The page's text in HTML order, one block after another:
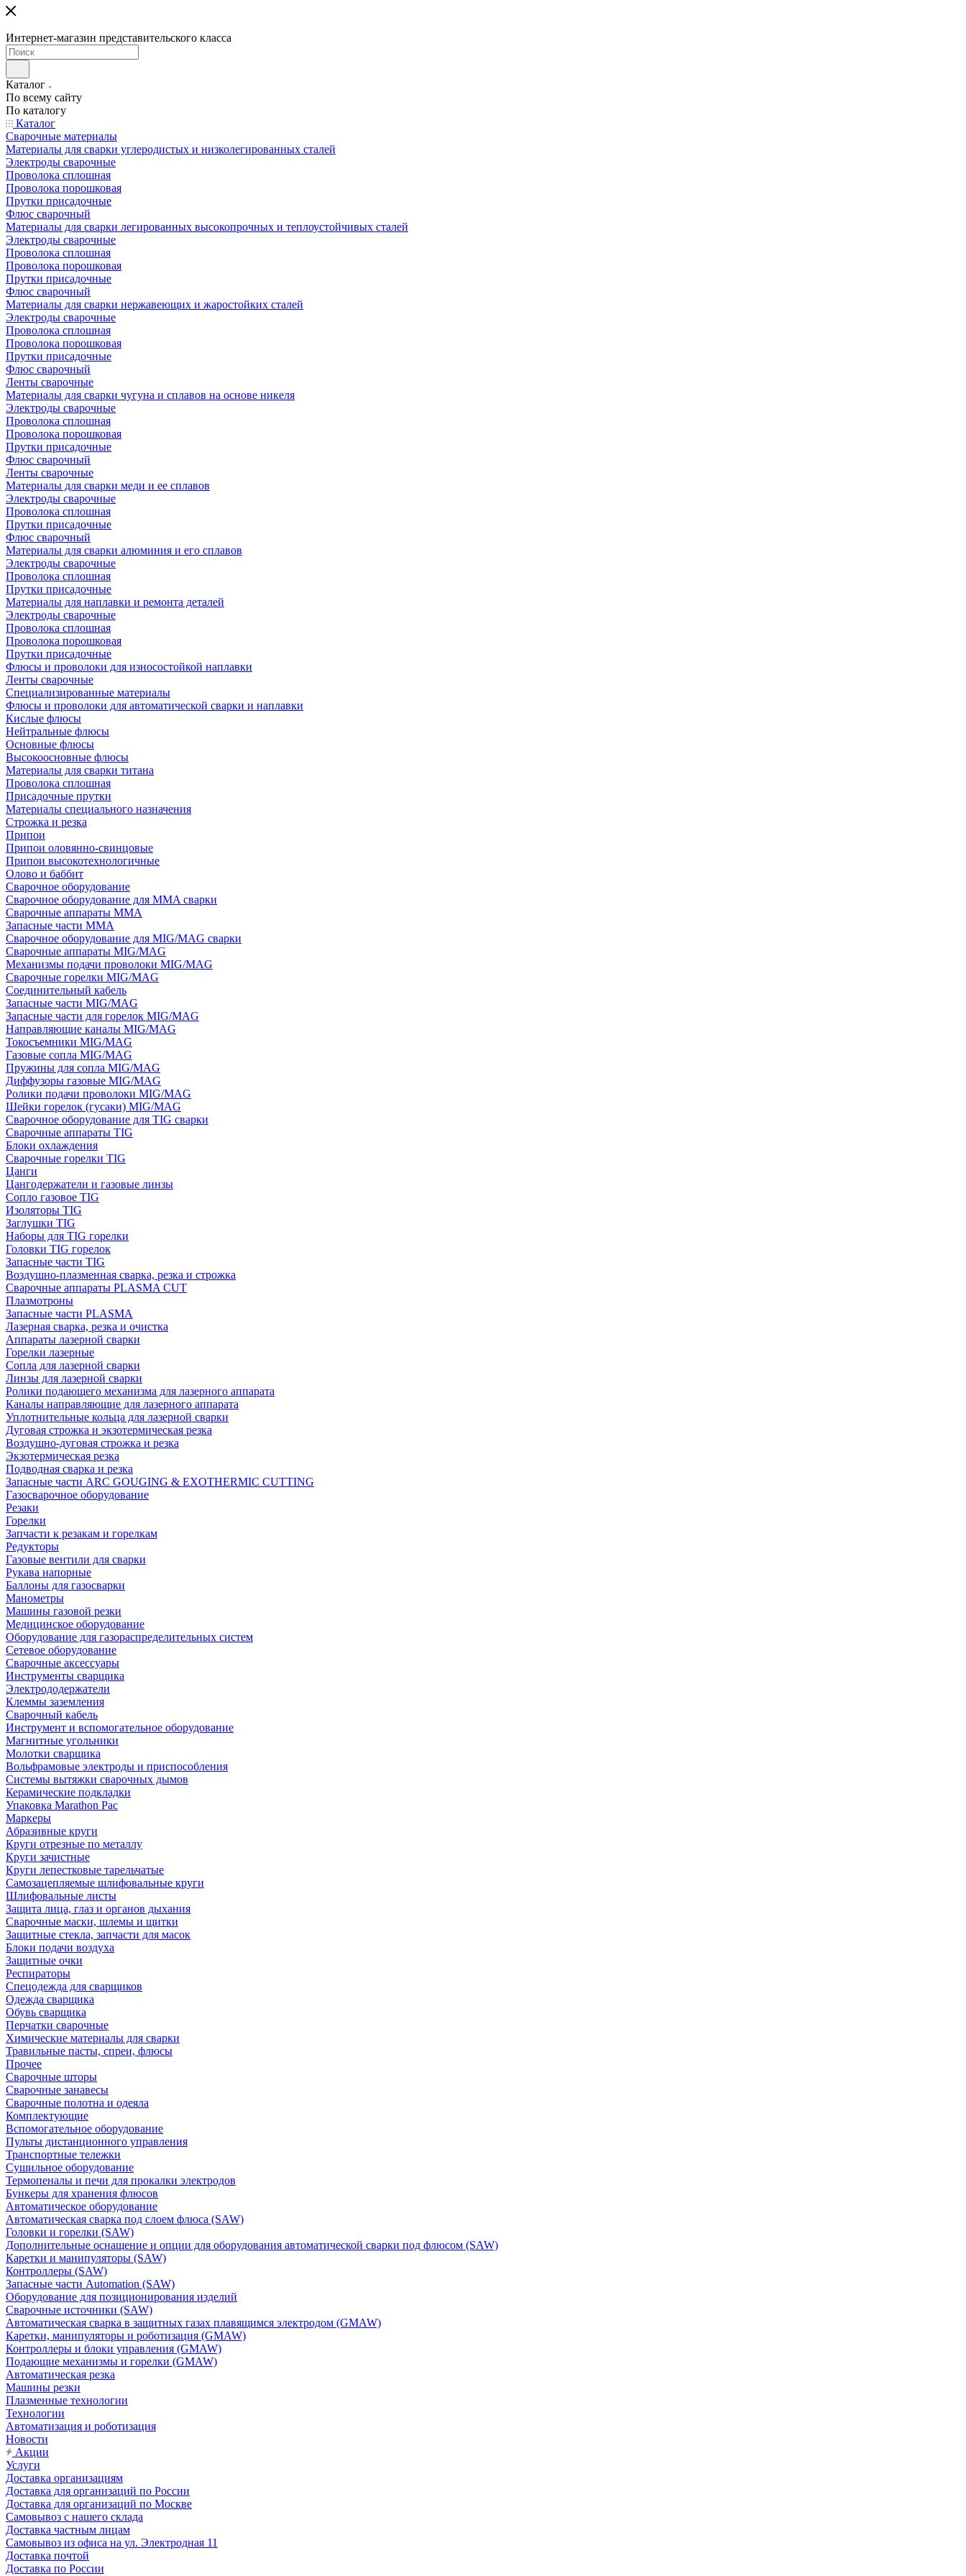
Интернет-магазин представительского класса
Каталог
По всему сайту
По каталогу
Каталог
Сварочные материалы
Материалы для сварки углеродистых и низколегированных сталей
Электроды сварочные
Проволока сплошная
Проволока порошковая
Прутки присадочные
Флюс сварочный
Материалы для сварки легированных высокопрочных и теплоустойчивых сталей
Электроды сварочные
Проволока сплошная
Проволока порошковая
Прутки присадочные
Флюс сварочный
Материалы для сварки нержавеющих и жаростойких сталей
Электроды сварочные
Проволока сплошная
Проволока порошковая
Прутки присадочные
Флюс сварочный
Ленты сварочные
Материалы для сварки чугуна и сплавов на основе никеля
Электроды сварочные
Проволока сплошная
Проволока порошковая
Прутки присадочные
Флюс сварочный
Ленты сварочные
Материалы для сварки меди и ее сплавов
Электроды сварочные
Проволока сплошная
Прутки присадочные
Флюс сварочный
Материалы для сварки алюминия и его сплавов
Электроды сварочные
Проволока сплошная
Прутки присадочные
Материалы для наплавки и ремонта деталей
Электроды сварочные
Проволока сплошная
Проволока порошковая
Прутки присадочные
Флюсы и проволоки для износостойкой наплавки
Ленты сварочные
Специализированные материалы
Флюсы и проволоки для автоматической сварки и наплавки
Кислые флюсы
Нейтральные флюсы
Основные флюсы
Высокоосновные флюсы
Материалы для сварки титана
Проволока сплошная
Присадочные прутки
Материалы специального назначения
Строжка и резка
Припои
Припои оловянно-свинцовые
Припои высокотехнологичные
Олово и баббит
Сварочное оборудование
Сварочное оборудование для MMA сварки
Сварочные аппараты MMA
Запасные части MMA
Сварочное оборудование для MIG/MAG сварки
Сварочные аппараты MIG/MAG
Механизмы подачи проволоки MIG/MAG
Сварочные горелки MIG/MAG
Соединительный кабель
Запасные части MIG/MAG
Запасные части для горелок MIG/MAG
Направляющие каналы MIG/MAG
Токосъемники MIG/MAG
Газовые сопла MIG/MAG
Пружины для сопла MIG/MAG
Диффузоры газовые MIG/MAG
Ролики подачи проволоки MIG/MAG
Шейки горелок (гусаки) MIG/MAG
Сварочное оборудование для TIG сварки
Сварочные аппараты TIG
Блоки охлаждения
Сварочные горелки TIG
Цанги
Цангодержатели и газовые линзы
Сопло газовое TIG
Изоляторы TIG
Заглушки TIG
Наборы для TIG горелки
Головки TIG горелок
Запасные части TIG
Воздушно-плазменная сварка, резка и строжка
Сварочные аппараты PLASMA CUT
Плазмотроны
Запасные части PLASMA
Лазерная сварка, резка и очистка
Аппараты лазерной сварки
Горелки лазерные
Сопла для лазерной сварки
Линзы для лазерной сварки
Ролики подающего механизма для лазерного аппарата
Каналы направляющие для лазерного аппарата
Уплотнительные кольца для лазерной сварки
Дуговая строжка и экзотермическая резка
Воздушно-дуговая строжка и резка
Экзотермическая резка
Подводная сварка и резка
Запасные части ARC GOUGING & EXOTHERMIC CUTTING
Газосварочное оборудование
Резаки
Горелки
Запчасти к резакам и горелкам
Редукторы
Газовые вентили для сварки
Рукава напорные
Баллоны для газосварки
Манометры
Машины газовой резки
Медицинское оборудование
Оборудование для газораспределительных систем
Сетевое оборудование
Сварочные аксессуары
Инструменты сварщика
Электрододержатели
Клеммы заземления
Сварочный кабель
Инструмент и вспомогательное оборудование
Магнитные угольники
Молотки сварщика
Вольфрамовые электроды и приспособления
Системы вытяжки сварочных дымов
Керамические подкладки
Упаковка Marathon Pac
Маркеры
Абразивные круги
Круги отрезные по металлу
Круги зачистные
Круги лепестковые тарельчатые
Самозацепляемые шлифовальные круги
Шлифовальные листы
Защита лица, глаз и органов дыхания
Сварочные маски, шлемы и щитки
Защитные стекла, запчасти для масок
Блоки подачи воздуха
Защитные очки
Респираторы
Спецодежда для сварщиков
Одежда сварщика
Обувь сварщика
Перчатки сварочные
Химические материалы для сварки
Травильные пасты, спреи, флюсы
Прочее
Сварочные шторы
Сварочные занавесы
Сварочные полотна и одеяла
Комплектующие
Вспомогательное оборудование
Пульты дистанционного управления
Транспортные тележки
Сушильное оборудование
Термопеналы и печи для прокалки электродов
Бункеры для хранения флюсов
Автоматическое оборудование
Автоматическая сварка под слоем флюса (SAW)
Головки и горелки (SAW)
Дополнительные оснащение и опции для оборудования автоматической сварки под флюсом (SAW)
Каретки и манипуляторы (SAW)
Контроллеры (SAW)
Запасные части Automation (SAW)
Оборудование для позиционирования изделий
Сварочные источники (SAW)
Автоматическая сварка в защитных газах плавящимся электродом (GMAW)
Каретки, манипуляторы и роботизация (GMAW)
Контроллеры и блоки управления (GMAW)
Подающие механизмы и горелки (GMAW)
Автоматическая резка
Машины резки
Плазменные технологии
Технологии
Автоматизация и роботизация
Новости
Акции
Услуги
Доставка организациям
Доставка для организаций по России
Доставка для организаций по Москве
Самовывоз с нашего склада
Доставка частным лицам
Самовывоз из офиса на ул. Электродная 11
Доставка почтой
Доставка по России